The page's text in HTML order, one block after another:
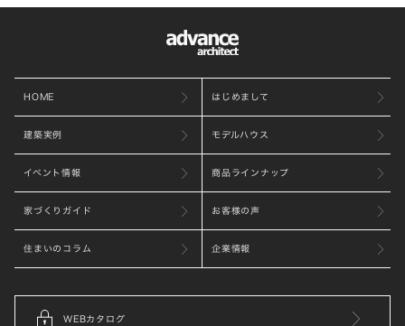
HOME はじめまして
建築実例 モデルハウス
イベント情報 商品ラインナップ
家づくりガイド お客様の声
住まいのコラム 企業情報
WEBカタログ